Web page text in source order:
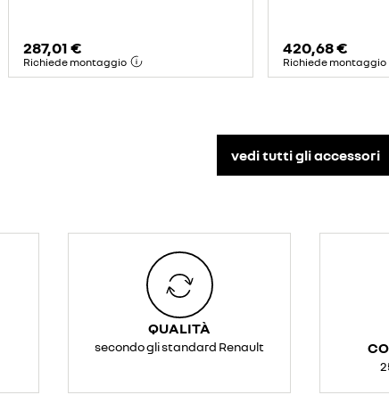
287,01 €
Richiede montaggio
420,68 €
Richiede montaggio
vedi tutti gli accessori​
QUALITÀ
secondo gli standard Renault